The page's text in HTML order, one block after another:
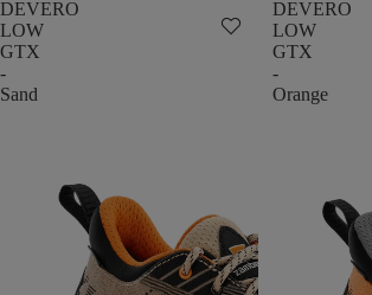
DEVERO
LOW
GTX
-
Sand
DEVERO
LOW
GTX
-
Orange